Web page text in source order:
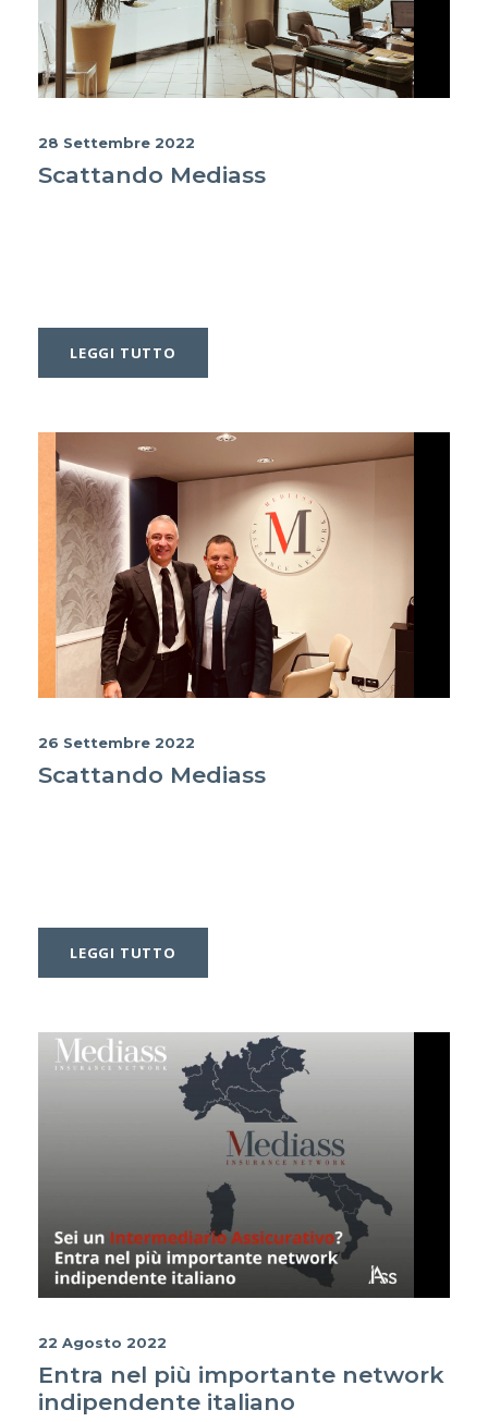
28 Settembre 2022
Scattando Mediass
LEGGI TUTTO
26 Settembre 2022
Scattando Mediass
LEGGI TUTTO
22 Agosto 2022
Entra nel più importante network
indipendente italiano